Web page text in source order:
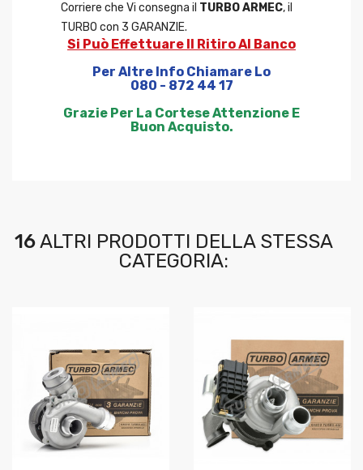
Corriere che Vi consegna il TURBO ARMEC, il
TURBO con 3 GARANZIE.
Si Può Effettuare Il Ritiro Al Banco
Per Altre Info Chiamare Lo
080 - 872 44 17
Grazie Per La Cortese Attenzione E
Buon Acquisto.
16ALTRI PRODOTTI DELLA STESSA
CATEGORIA: